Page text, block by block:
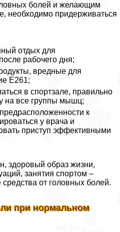
болей и желающим
необходимо придерживаться
отдых для
рабочего дня;
вредные для
Е261;
в спортзале, правильно
на все группы мышц;
к
у врача и
приступ эффективными
здоровый образ жизни,
занятия спортом –
от головных болей.
при нормальном